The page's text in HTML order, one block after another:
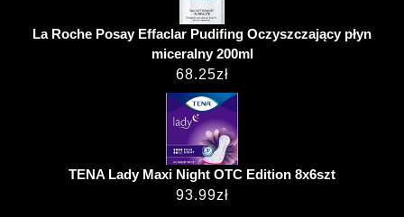
La Roche Posay Effaclar Pudifing Oczyszczający płyn
miceralny 200ml
68.25zł
TENA Lady Maxi Night OTC Edition 8x6szt
93.99zł